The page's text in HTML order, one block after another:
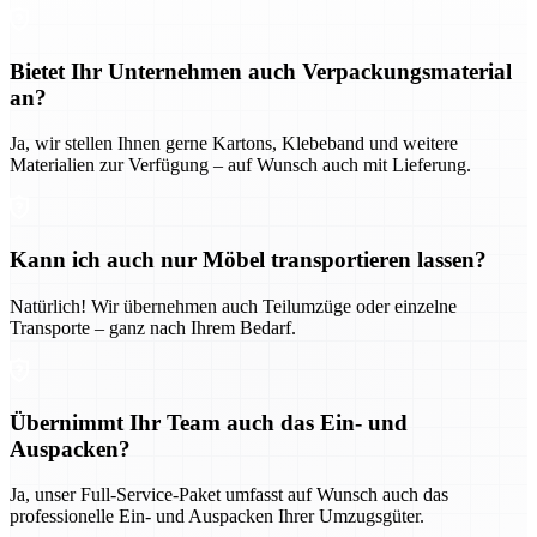
Bietet Ihr Unternehmen auch Verpackungsmaterial
an?
Ja, wir stellen Ihnen gerne Kartons, Klebeband und weitere
Materialien zur Verfügung – auf Wunsch auch mit Lieferung.
Kann ich auch nur Möbel transportieren lassen?
Natürlich! Wir übernehmen auch Teilumzüge oder einzelne
Transporte – ganz nach Ihrem Bedarf.
Übernimmt Ihr Team auch das Ein- und
Auspacken?
Ja, unser Full-Service-Paket umfasst auf Wunsch auch das
professionelle Ein- und Auspacken Ihrer Umzugsgüter.